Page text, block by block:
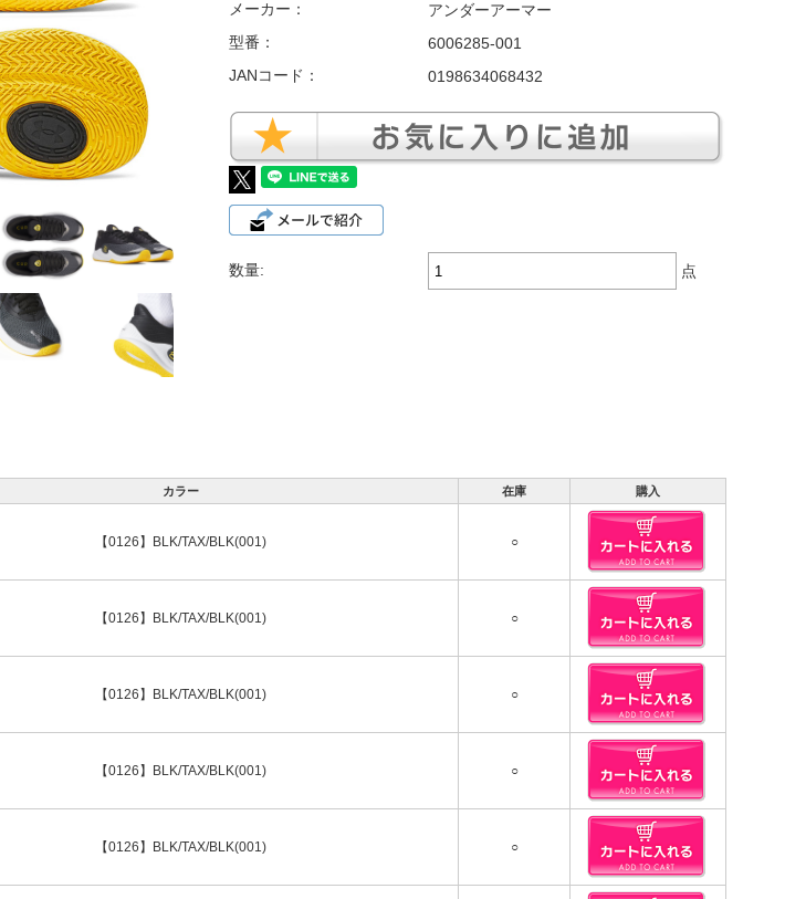
メーカー：
アンダーアーマー
型番：
6006285-001
JANコード：
0198634068432
数量: 点
カラー 在庫 購入
【0126】BLK/TAX/BLK(001) ○
【0126】BLK/TAX/BLK(001) ○
【0126】BLK/TAX/BLK(001) ○
【0126】BLK/TAX/BLK(001) ○
【0126】BLK/TAX/BLK(001) ○